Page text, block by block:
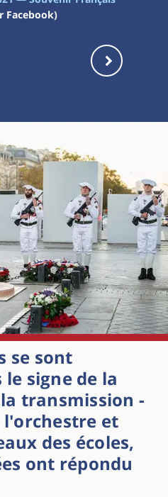
Facebook)
se sont
signe de la
transmission -
l'orchestre et
des écoles,
ont répondu